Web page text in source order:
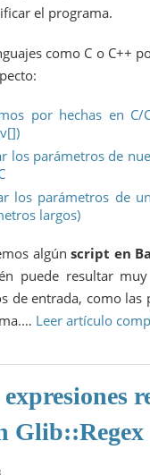
el programa.
como C o C++
por hechas en C/
los parámetros de
los parámetros de
largos)
algúnscript en
puede resultar
de entrada, como las
Leer artículo
Glib::Regex